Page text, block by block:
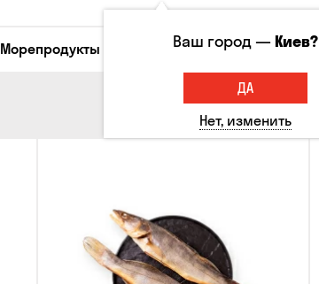
Морепродукты Сырные закуски Орешки
Ваш город —Киев?
ДА
Нет, изменить